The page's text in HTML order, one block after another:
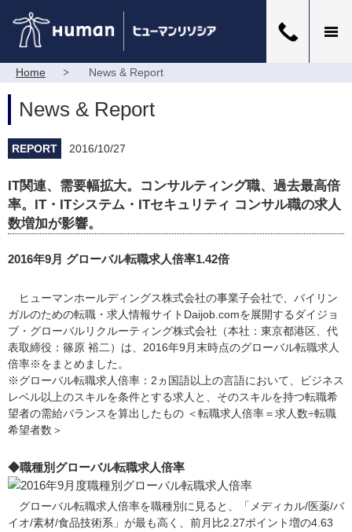
Home News & Report
News & Report
REPORT 2016/10/27
IT関連、需要幅拡大。コンサルティング職、過去最高倍
率。IT・ITシステム・ITセキュリティ コンサル職の求人
数増加が影響。
2016年9月 グローバル転職求人倍率1.42倍
ヒューマンホールディングス株式会社の事業子会社で、バイリン
ガルのための転職・求人情報サイトDaijob.comを展開するダイジョ
ブ・グローバルリクルーティング株式会社（本社：東京都港区、代
表取締役：篠原 裕二）は、2016年9月末時点のグローバル転職求人
倍率※をまとめました。
※グローバル転職求人倍率：2ヵ国語以上の言語において、ビジネス
レベル以上のスキルを条件とする求人と、そのスキルを持つ転職希
望者の需給バランスを算出したもの ＜転職求人倍率＝求人数÷転職
希望者数＞
◆職種別グローバル転職求人倍率
グローバル転職求人倍率を職種別に見ると、「メディカル/医薬/バ
イオ/素材/食品技術系」が最も高く、前月比2.27ポイント増の4.63